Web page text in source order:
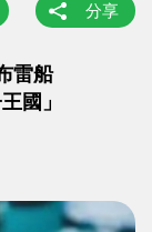
分享
雷船
國」